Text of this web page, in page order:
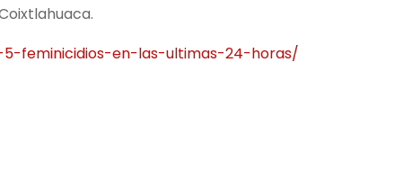
feminicidios-en-las-ultimas-24-horas/